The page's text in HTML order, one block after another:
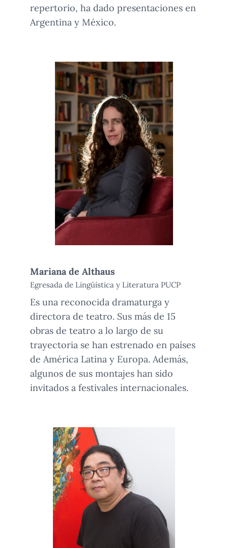
repertorio, ha dado presentaciones en
Argentina y México.
Mariana de Althaus
Egresada de Lingüística y Literatura PUCP
Es una reconocida dramaturga y
directora de teatro. Sus más de 15
obras de teatro a lo largo de su
trayectoria se han estrenado en países
de América Latina y Europa. Además,
algunos de sus montajes han sido
invitados a festivales internacionales.